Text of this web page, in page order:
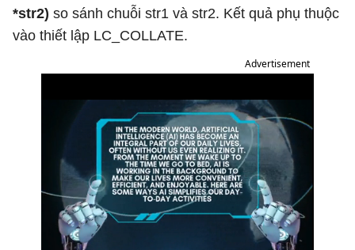
*str2) so sánh chuỗi str1 và str2. Kết quả phụ thuộc
vào thiết lập LC_COLLATE.
Advertisement